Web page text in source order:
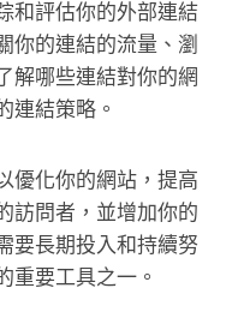
和評估你的外部連結
你的連結的流量、瀏
解哪些連結對你的網
連結策略。
優化你的網站，提高
訪問者，並增加你的
要長期投入和持續努
重要工具之一。